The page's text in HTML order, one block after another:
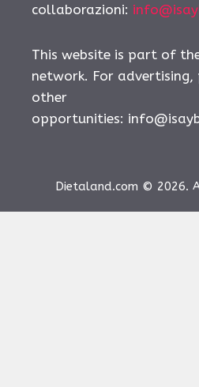
collaborazioni:
This website is part of
network. For advertising,
other
opportunities:
Dietaland.com © 2026.